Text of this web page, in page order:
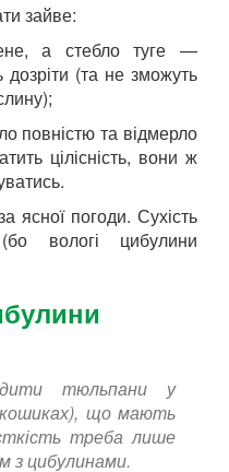
зайве:
а стебло туге —
дозріти (та не зможуть
повністю та відмерло
цілісність, вони ж
ясної погоди. Сухість
вологі цибулини
тюльпани у
що мають
треба лише
з цибулинами.